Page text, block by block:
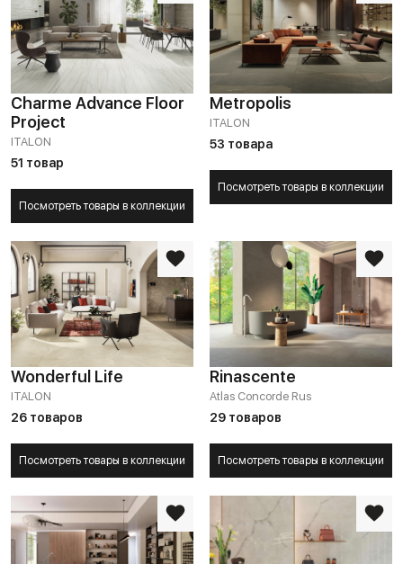
Charme Advance Floor
Project
ITALON
51 товар
Посмотреть товары в коллекции
Metropolis
ITALON
53 товара
Посмотреть товары в коллекции
Wonderful Life
ITALON
26 товаров
Посмотреть товары в коллекции
Rinascente
Atlas Concorde Rus
29 товаров
Посмотреть товары в коллекции